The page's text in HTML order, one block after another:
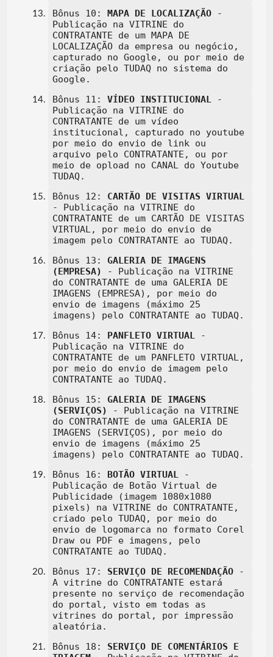
Bônus 10:MAPA DE LOCALIZAÇÃO -
Publicação na VITRINE do
CONTRATANTE de um MAPA DE
LOCALIZAÇÃO da empresa ou negócio,
capturado no Google, ou por meio de
criação pelo TUDAQ no sistema do
Google.
Bônus 11:VÍDEO INSTITUCIONAL -
Publicação na VITRINE do
CONTRATANTE de um vídeo
institucional, capturado no youtube
por meio do envio de link ou
arquivo pelo CONTRATANTE, ou por
meio de opload no CANAL do Youtube
TUDAQ.
Bônus 12: CARTÃO DE VISITAS VIRTUAL
- Publicação na VITRINE do
CONTRATANTE de um CARTÃO DE VISITAS
VIRTUAL, por meio do envio de
imagem pelo CONTRATANTE ao TUDAQ.
Bônus 13:GALERIA DE IMAGENS
(EMPRESA)
- Publicação na VITRINE
do CONTRATANTE de uma GALERIA DE
IMAGENS (EMPRESA), por meio do
envio de imagens (máximo 25
imagens) pelo CONTRATANTE ao TUDAQ.
Bônus 14: PANFLETO VIRTUAL -
Publicação na VITRINE do
CONTRATANTE de um PANFLETO VIRTUAL,
por meio do envio de imagem pelo
CONTRATANTE ao TUDAQ.
Bônus 15:GALERIA DE IMAGENS
(SERVIÇOS)
- Publicação na VITRINE
do CONTRATANTE de uma GALERIA DE
IMAGENS (SERVIÇOS), por meio do
envio de imagens (máximo 25
imagens) pelo CONTRATANTE ao TUDAQ.
Bônus 16: BOTÃO VIRTUAL -
Publicação de Botão Virtual de
Publicidade (imagem 1080x1080
pixels) na VITRINE do CONTRATANTE,
criado pelo TUDAQ, por meio do
envio de logomarca no formato Corel
Draw ou PDF e imagens, pelo
CONTRATANTE ao TUDAQ.
Bônus 17: SERVIÇO DE RECOMENDAÇÃO -
A vitrine do CONTRATANTE estará
presente no serviço de recomendação
do portal, visto em todas as
vitrines do portal, por impressão
aleatória.
Bônus 18: SERVIÇO DE COMENTÁRIOS E